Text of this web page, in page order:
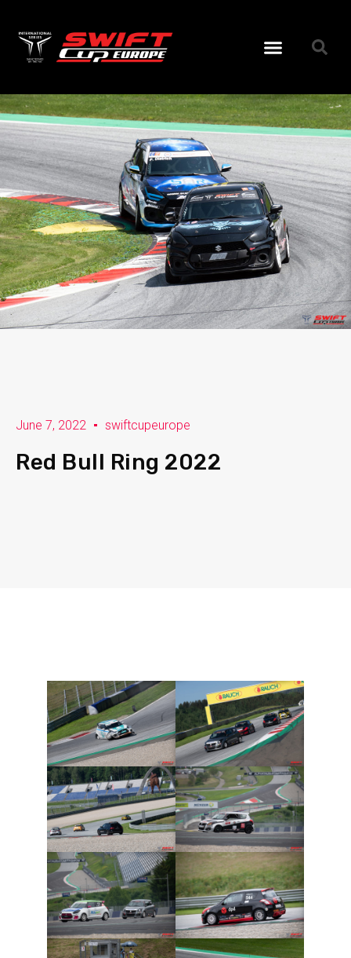
June 7, 2022 swiftcupeurope
Red Bull Ring 2022